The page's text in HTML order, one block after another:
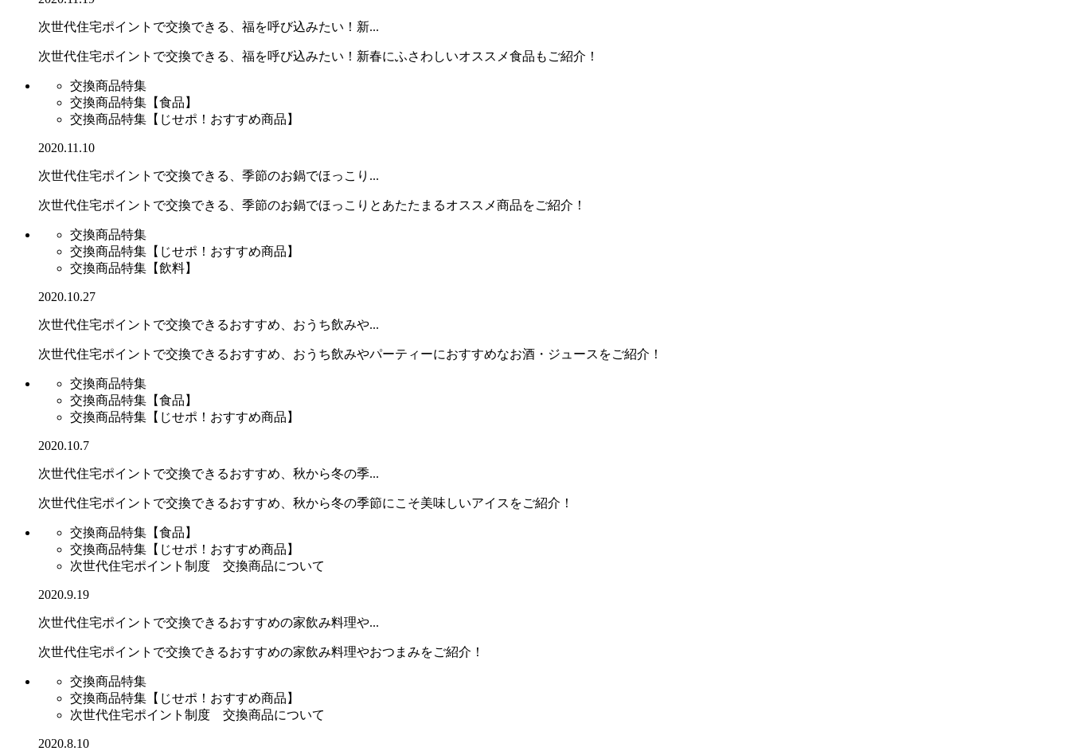
次世代住宅ポイントで交換できる、福を呼び込みたい！新...
次世代住宅ポイントで交換できる、福を呼び込みたい！新春にふさわしいオススメ食品もご紹介！
交換商品特集
交換商品特集【食品】
交換商品特集【じせポ！おすすめ商品】
2020.11.10
次世代住宅ポイントで交換できる、季節のお鍋でほっこり...
次世代住宅ポイントで交換できる、季節のお鍋でほっこりとあたたまるオススメ商品をご紹介！
交換商品特集
交換商品特集【じせポ！おすすめ商品】
交換商品特集【飲料】
2020.10.27
次世代住宅ポイントで交換できるおすすめ、おうち飲みや...
次世代住宅ポイントで交換できるおすすめ、おうち飲みやパーティーにおすすめなお酒・ジュースをご紹介！
交換商品特集
交換商品特集【食品】
交換商品特集【じせポ！おすすめ商品】
2020.10.7
次世代住宅ポイントで交換できるおすすめ、秋から冬の季...
次世代住宅ポイントで交換できるおすすめ、秋から冬の季節にこそ美味しいアイスをご紹介！
交換商品特集【食品】
交換商品特集【じせポ！おすすめ商品】
次世代住宅ポイント制度 交換商品について
2020.9.19
次世代住宅ポイントで交換できるおすすめの家飲み料理や...
次世代住宅ポイントで交換できるおすすめの家飲み料理やおつまみをご紹介！
交換商品特集
交換商品特集【じせポ！おすすめ商品】
次世代住宅ポイント制度 交換商品について
2020.8.10